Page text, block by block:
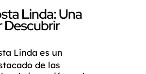
Linda: Una
Linda es un
de las